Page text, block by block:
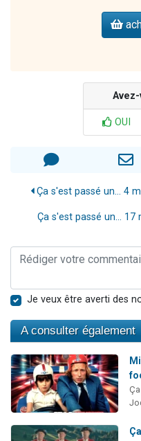
OUI
Ça s'est passé un… 4
Ça s'est passé un… 17
Je veux être averti des
A consulter également